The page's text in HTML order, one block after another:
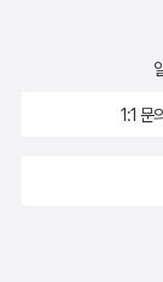
1:1 문의